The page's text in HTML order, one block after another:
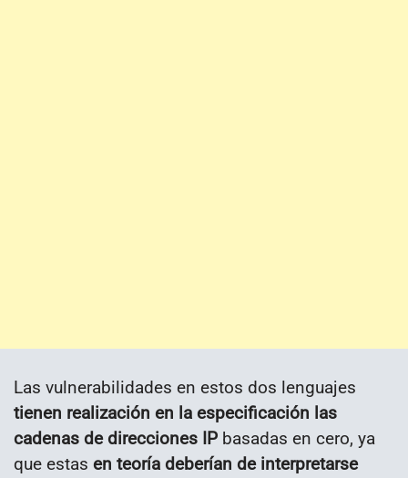
Las vulnerabilidades en estos dos lenguajes
tienen realización en la especificación las
cadenas de direcciones IP basadas en cero, ya
que estas en teoría deberían de interpretarse